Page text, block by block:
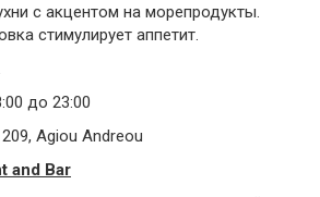
с акцентом на морепродукты.
стимулирует аппетит.
до 23:00
Agiou Andreou
and Bar